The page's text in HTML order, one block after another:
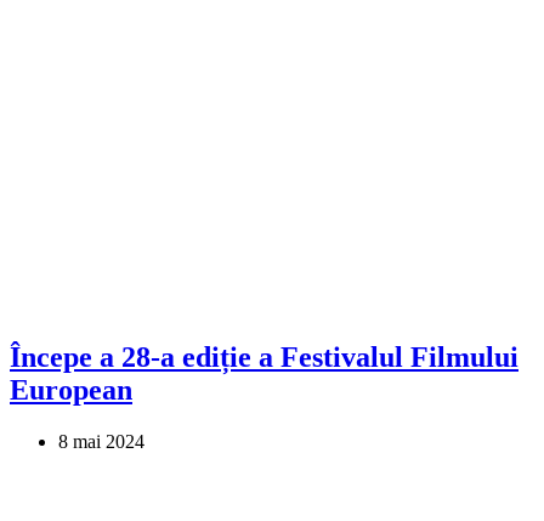
Începe a 28-a ediție a Festivalul Filmului
European
8 mai 2024